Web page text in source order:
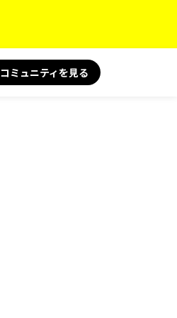
コミュニティを見る